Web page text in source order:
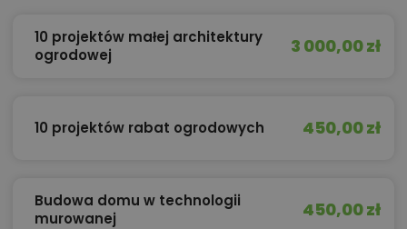
10 projektów małej architektury
ogrodowej
3 000,00 zł
10 projektów rabat ogrodowych 450,00 zł
Budowa domu w technologii
murowanej
450,00 zł